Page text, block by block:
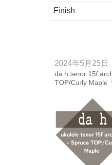
Finish
2024年5月25日
da h tenor 15f
TOP/Curly Maple
「南国」と「西
【ウクレレカラ